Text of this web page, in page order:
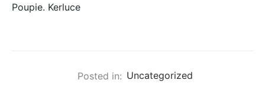
Poupie. Kerluce
Posted in: Uncategorized